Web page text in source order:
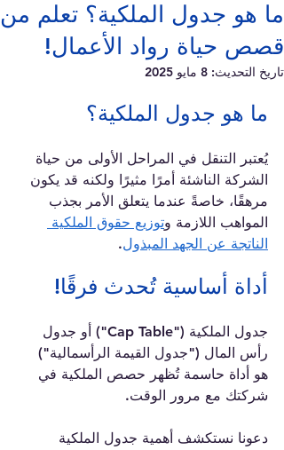
ما هو جدول الملكية؟ تعلم من
قصص حياة رواد الأعمال!
تاريخ التحديث: 8 مايو 2025
ما هو جدول الملكية؟
يُعتبر التنقل في المراحل الأولى من حياة
الشركة الناشئة أمرًا مثيرًا ولكنه قد يكون
مرهقًا، خاصةً عندما يتعلق الأمر بجذب
المواهب اللازمة وتوزيع حقوق الملكية
الناتجة عن الجهد المبذول.
أداة أساسية تُحدث فرقًا!
جدول الملكية ("Cap Table") أو جدول
رأس المال ("جدول القيمة الرأسمالية")
هو أداة حاسمة تُظهر حصص الملكية في
شركتك مع مرور الوقت.
دعونا نستكشف أهمية جدول الملكية